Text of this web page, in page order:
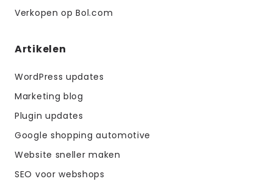
Verkopen op Bol.com
Artikelen
WordPress updates
Marketing blog
Plugin updates
Google shopping automotive
Website sneller maken
SEO voor webshops